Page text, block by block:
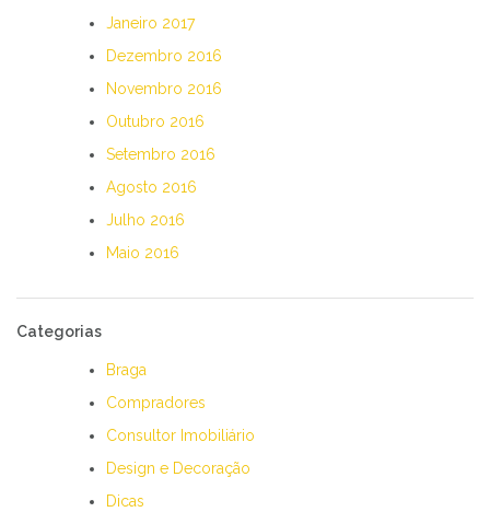
Janeiro 2017
Dezembro 2016
Novembro 2016
Outubro 2016
Setembro 2016
Agosto 2016
Julho 2016
Maio 2016
Categorias
Braga
Compradores
Consultor Imobiliário
Design e Decoração
Dicas